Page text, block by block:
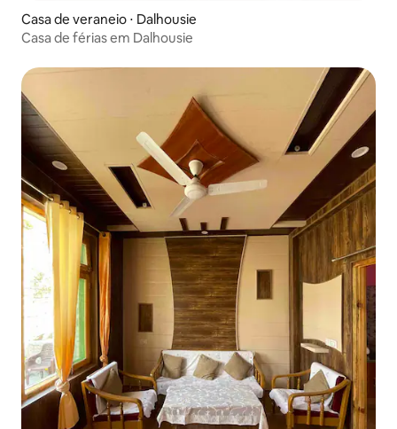
Casa de veraneio ⋅ Dalhousie
Casa de férias em Dalhousie